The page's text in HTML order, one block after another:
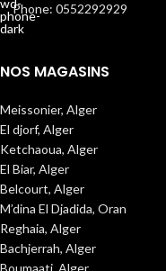
Phone: 0552292929
NOS MAGASINS
Meissonier, Alger
El djorf, Alger
Ketchaoua, Alger
El Biar, Alger
Belcourt, Alger
M’dina El Djadida, Oran
Reghaia, Alger
Bachjerrah, Alger
Boumaati, Alger